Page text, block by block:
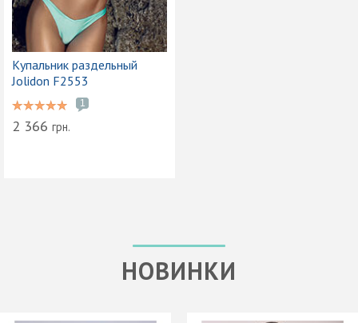
Купальник раздельный
Jolidon F2553
1
2 366 грн.
НОВИНКИ